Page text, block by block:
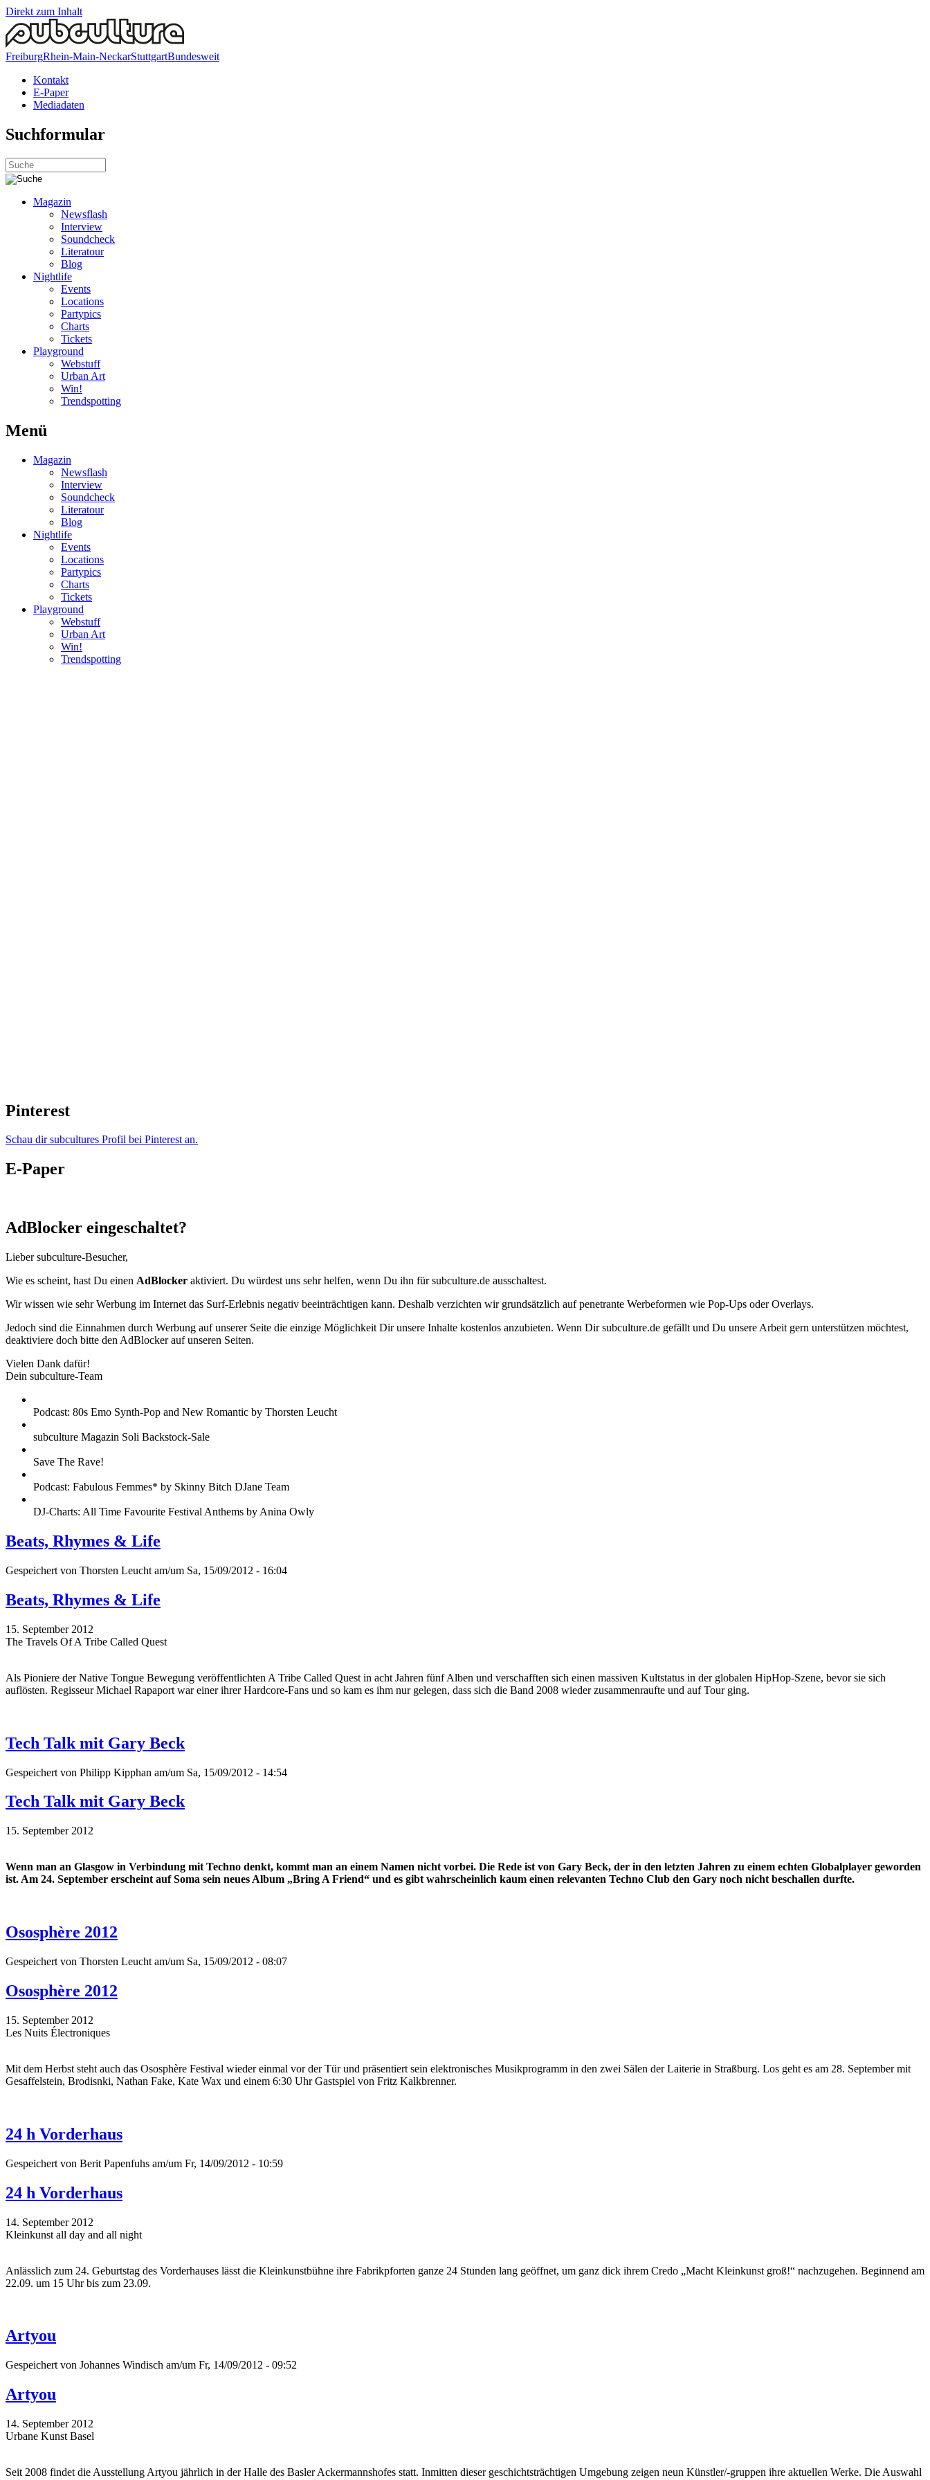
Direkt zum Inhalt
FreiburgRhein-Main-NeckarStuttgartBundesweit
Kontakt
E-Paper
Mediadaten
Suchformular
Magazin
Newsflash
Interview
Soundcheck
Literatour
Blog
Nightlife
Events
Locations
Partypics
Charts
Tickets
Playground
Webstuff
Urban Art
Win!
Trendspotting
Menü
Magazin
Newsflash
Interview
Soundcheck
Literatour
Blog
Nightlife
Events
Locations
Partypics
Charts
Tickets
Playground
Webstuff
Urban Art
Win!
Trendspotting
Pinterest
Schau dir subcultures Profil bei Pinterest an.
E-Paper
AdBlocker eingeschaltet?
Lieber subculture-Besucher,
Wie es scheint, hast Du einen AdBlocker aktiviert. Du würdest uns sehr helfen, wenn Du ihn für subculture.de ausschaltest.
Wir wissen wie sehr Werbung im Internet das Surf-Erlebnis negativ beeinträchtigen kann. Deshalb verzichten wir grundsätzlich auf penetrante Werbeformen wie Pop-Ups oder Overlays.
Jedoch sind die Einnahmen durch Werbung auf unserer Seite die einzige Möglichkeit Dir unsere Inhalte kostenlos anzubieten. Wenn Dir subculture.de gefällt und Du unsere Arbeit gern unterstützen möchtest,
deaktiviere doch bitte den AdBlocker auf unseren Seiten.
Vielen Dank dafür!
Dein subculture-Team
Podcast: 80s Emo Synth-Pop and New Romantic by Thorsten Leucht
subculture Magazin Soli Backstock-Sale
Save The Rave!
Podcast: Fabulous Femmes* by Skinny Bitch DJane Team
DJ-Charts: All Time Favourite Festival Anthems by Anina Owly
Beats, Rhymes & Life
Gespeichert von Thorsten Leucht am/um Sa, 15/09/2012 - 16:04
Beats, Rhymes & Life
15. September 2012
The Travels Of A Tribe Called Quest
Als Pioniere der Native Tongue Bewegung veröffentlichten A Tribe Called Quest in acht Jahren fünf Alben und verschafften sich einen massiven Kultstatus in der globalen HipHop-Szene, bevor sie sich
auflösten. Regisseur Michael Rapaport war einer ihrer Hardcore-Fans und so kam es ihm nur gelegen, dass sich die Band 2008 wieder zusammenraufte und auf Tour ging.
Tech Talk mit Gary Beck
Gespeichert von Philipp Kipphan am/um Sa, 15/09/2012 - 14:54
Tech Talk mit Gary Beck
15. September 2012
Wenn man an Glasgow in Verbindung mit Techno denkt, kommt man an einem Namen nicht vorbei. Die Rede ist von Gary Beck, der in den letzten Jahren zu einem echten Globalplayer geworden
ist. Am 24. September erscheint auf Soma sein neues Album „Bring A Friend“ und es gibt wahrscheinlich kaum einen relevanten Techno Club den Gary noch nicht beschallen durfte.
Ososphère 2012
Gespeichert von Thorsten Leucht am/um Sa, 15/09/2012 - 08:07
Ososphère 2012
15. September 2012
Les Nuits Électroniques
Mit dem Herbst steht auch das Ososphère Festival wieder einmal vor der Tür und präsentiert sein elektronisches Musikprogramm in den zwei Sälen der Laiterie in Straßburg. Los geht es am 28. September mit
Gesaffelstein, Brodisnki, Nathan Fake, Kate Wax und einem 6:30 Uhr Gastspiel von Fritz Kalkbrenner.
24 h Vorderhaus
Gespeichert von Berit Papenfuhs am/um Fr, 14/09/2012 - 10:59
24 h Vorderhaus
14. September 2012
Kleinkunst all day and all night
Anlässlich zum 24. Geburtstag des Vorderhauses lässt die Kleinkunstbühne ihre Fabrikpforten ganze 24 Stunden lang geöffnet, um ganz dick ihrem Credo „Macht Kleinkunst groß!“ nachzugehen. Beginnend am
22.09. um 15 Uhr bis zum 23.09.
Artyou
Gespeichert von Johannes Windisch am/um Fr, 14/09/2012 - 09:52
Artyou
14. September 2012
Urbane Kunst Basel
Seit 2008 findet die Ausstellung Artyou jährlich in der Halle des Basler Ackermannshofes statt. Inmitten dieser geschichtsträchtigen Umgebung zeigen neun Künstler/-gruppen ihre aktuellen Werke. Die Auswahl